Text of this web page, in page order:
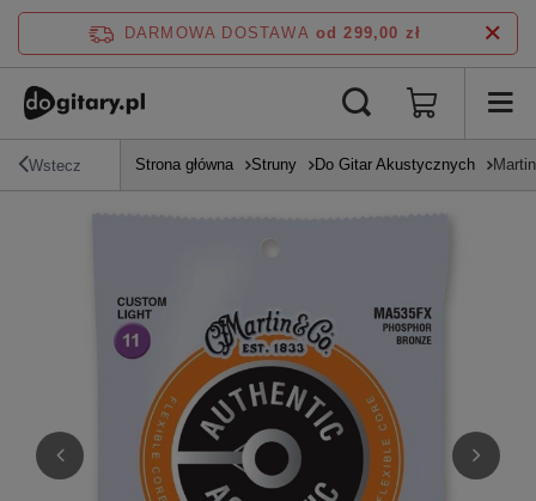
DARMOWA DOSTAWA od 299,00 zł
Wstecz Strona główna Struny Do Gitar Akustycznych